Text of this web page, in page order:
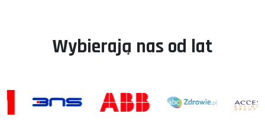
Wybierają nas od lat